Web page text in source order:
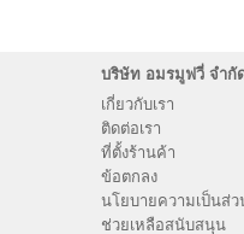
บริษัท อมรมูฟวี่ จำกั
เกี่ยวกับเรา
ติดต่อเรา
ที่ตั้งร้านค้า
ข้อตกลง
นโยบายความเป็นส่ว
ช่วยเหลือสนับสนุน